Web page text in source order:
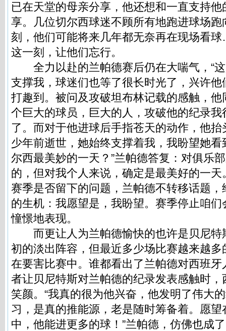
已在天堂的母亲分享，他还想和一直支持
享。几位切尔西球迷不顾所有地跑进球场
刻，他们可能将来几年都无奈再在现场看
这一刻，让他们忘行。
全力以赴的兰帕德赛后仍在大喘气，“这
支撑我，球迷们也等了很长时光了，兴许他
打趣到。被问及攻破坦布林记载的感触，
个巨大的球员，巨大的人，攻破他的纪录
了。而对于他进球后手指苍天的动作，他
少年前逝世，她始终支撑着我，我盼望她看
尔西最美妙的一天？”兰帕德答复：对俱乐
的，但对我个人来说，确定是最美好的一
赛季是否留下的问题，兰帕德不转移话题
的生机：我愿望是，我盼望。赛季停止咱
憧憬地表现。
而更让人为兰帕德愉快的也许是贝尼特
初的淡出阵容，但最近多少场比赛越来越
在要害比赛中。谁都看出了兰帕德对西班
者让贝尼特斯对兰帕德的纪录发表感触时
笑颜。“我真的很为他兴奋，他发明了伟大
习，是真的推能源，老是随时筹备着。愿
中，他能进更多的球！”兰帕德，仿佛也成